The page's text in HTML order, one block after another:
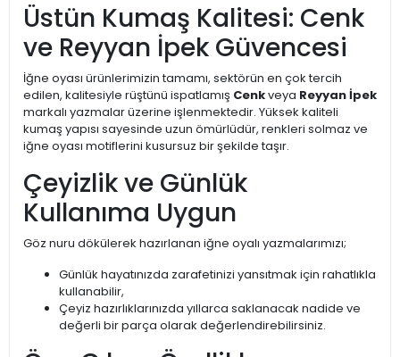
Üstün Kumaş Kalitesi: Cenk
ve Reyyan İpek Güvencesi
İğne oyası ürünlerimizin tamamı, sektörün en çok tercih
edilen, kalitesiyle rüştünü ispatlamış Cenkveya Reyyan İpek
markalı yazmalar üzerine işlenmektedir. Yüksek kaliteli
kumaş yapısı sayesinde uzun ömürlüdür, renkleri solmaz ve
iğne oyası motiflerini kusursuz bir şekilde taşır.
Çeyizlik ve Günlük
Kullanıma Uygun
Göz nuru dökülerek hazırlanan iğne oyalı yazmalarımızı;
Günlük hayatınızda zarafetinizi yansıtmak için rahatlıkla
kullanabilir,
Çeyiz hazırlıklarınızda yıllarca saklanacak nadide ve
değerli bir parça olarak değerlendirebilirsiniz.